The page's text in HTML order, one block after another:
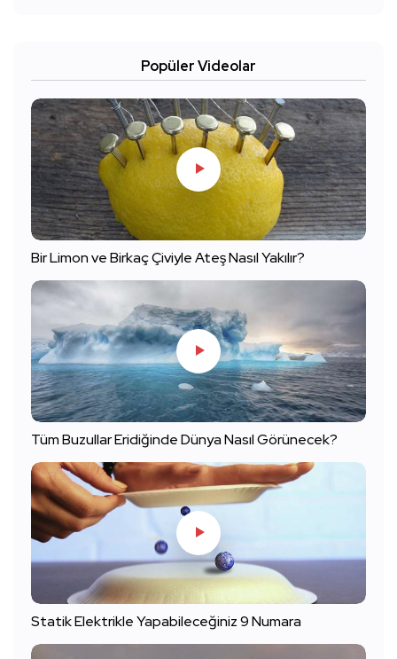
Popüler Videolar
Bir Limon ve Birkaç Çiviyle Ateş Nasıl Yakılır?
Tüm Buzullar Eridiğinde Dünya Nasıl Görünecek?
Statik Elektrikle Yapabileceğiniz 9 Numara